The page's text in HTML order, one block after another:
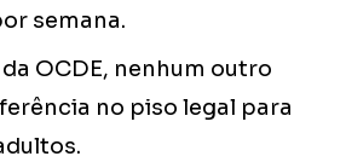
semana.
OCDE, nenhum outro
no piso legal para